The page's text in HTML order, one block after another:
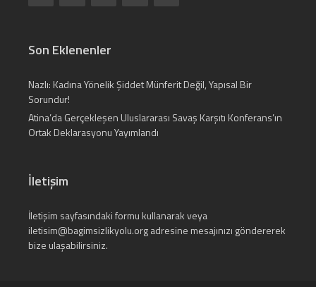
Son Eklenenler
Nazlı: Kadına Yönelik Şiddet Münferit Değil, Yapısal Bir
Sorundur!
Atina’da Gerçekleşen Uluslararası Savaş Karşıtı Konferans’ın
Ortak Deklarasyonu Yayımlandı
İletişim
İletişim sayfasındaki formu kullanarak veya
iletisim@bagimsizlikyolu.orgadresine mesajınızı göndererek
bize ulaşabilirsiniz.